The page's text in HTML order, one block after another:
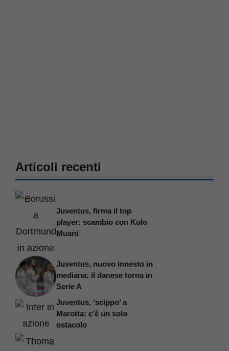
Articoli recenti
Juventus, firma il top
player: scambio con Kolo
Muani
Juventus, nuovo innesto in
mediana: il danese torna in
Serie A
Juventus, ‘scippo’ a
Marotta: c’è un solo
ostacolo